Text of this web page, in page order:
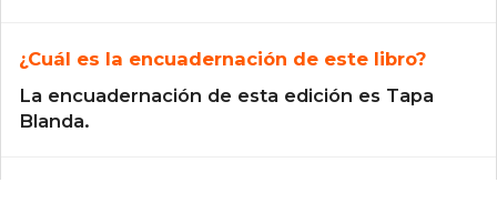
¿Cuál es la encuadernación de este libro?
La encuadernación de esta edición es Tapa
Blanda.